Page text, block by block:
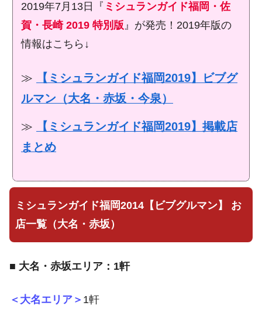
2019年7月13日『 ミシュランガイド福岡・佐
賀・長崎 2019 特別版』が発売！2019年版の
情報はこちら↓
≫
【ミシュランガイド福岡2019】ビブグ
ルマン（大名・赤坂・今泉）
≫
【ミシュランガイド福岡2019】掲載店
まとめ
ミシュランガイド福岡2014【ビブグルマン】 お
店一覧（大名・赤坂）
■ 大名・赤坂エリア：1軒
＜大名エリア＞ 1軒